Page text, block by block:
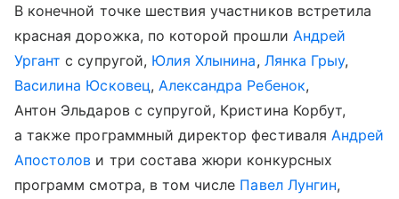
В конечной точке шествия участников встретила
красная дорожка, по которой прошли Андрей
Ургант с супругой, Юлия Хлынина, Лянка Грыу,
Василина Юсковец, Александра Ребенок,
Антон Эльдаров с супругой, Кристина Корбут,
а также программный директор фестиваля Андрей
Апостолов и три состава жюри конкурсных
программ смотра, в том числе Павел Лунгин,